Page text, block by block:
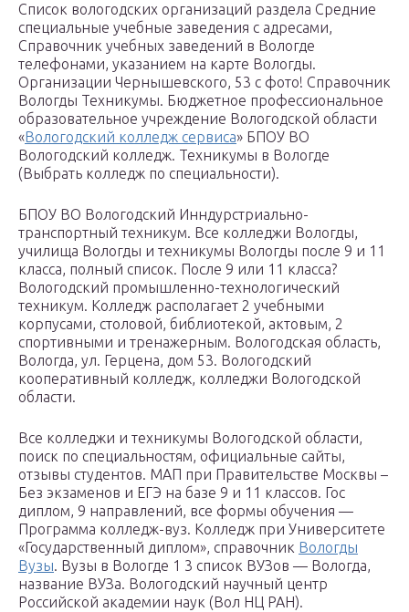
Список вологодских организаций раздела Средние
специальные учебные заведения с адресами,
Справочник учебных заведений в Вологде
телефонами, указанием на карте Вологды.
Организации Чернышевского, 53 с фото! Справочник
Вологды Техникумы. Бюджетное профессиональное
образовательное учреждение Вологодской области
«Вологодский колледж сервиса» БПОУ ВО
Вологодский колледж. Техникумы в Вологде
(Выбрать колледж по специальности).
БПОУ ВО Вологодский Инндурстриально-
транспортный техникум. Все колледжи Вологды,
училища Вологды и техникумы Вологды после 9 и 11
класса, полный список. После 9 или 11 класса?
Вологодский промышленно-технологический
техникум. Колледж располагает 2 учебными
корпусами, столовой, библиотекой, актовым, 2
спортивными и тренажерным. Вологодская область,
Вологда, ул. Герцена, дом 53. Вологодский
кооперативный колледж, колледжи Вологодской
области.
Все колледжи и техникумы Вологодской области,
поиск по специальностям, официальные сайты,
отзывы студентов. МАП при Правительстве Москвы –
Без экзаменов и ЕГЭ на базе 9 и 11 классов. Гос
диплом, 9 направлений, все формы обучения —
Программа колледж-вуз. Колледж при Университете
«Государственный диплом», справочник Вологды
Вузы. Вузы в Вологде 1 3 список ВУЗов — Вологда,
название ВУЗа. Вологодский научный центр
Российской академии наук (Вол НЦ РАН).